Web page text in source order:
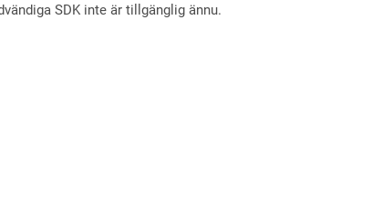
SDK inte är tillgänglig ännu.